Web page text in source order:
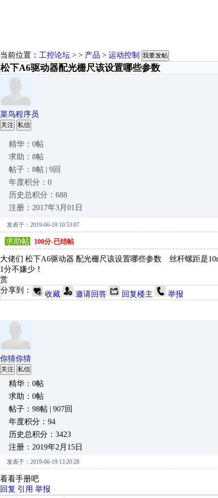
当前位置： 工控论坛 > > 产品 > 运动控制 我要发帖
松下A6驱动器配光栅尺该设置哪些参数
菜鸟程序员
关注 私信
精华：0帖
求助：8帖
帖子：8帖 | 9回
年度积分：0
历史总积分：688
注册：2017年3月01日
发表于：2019-06-19 10:53:07
求助帖 100分-已结帖
大佬们 松下A6驱动器 配光栅尺该设置哪些参数 丝杆螺距是
1分不嫌少！
赏
分享到：
收藏 邀请回答 回复楼主 举报
你猜你猜
关注 私信
精华：0帖
求助：0帖
帖子：98帖 | 907回
年度积分：94
历史总积分：3423
注册：2019年2月15日
发表于：2019-06-19 13:20:28
看看手册吧
回复 引用 举报